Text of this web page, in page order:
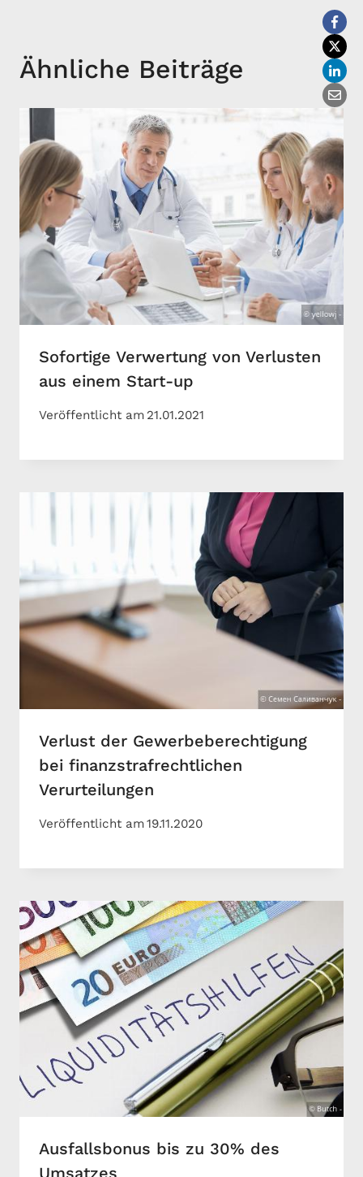
Ähnliche Beiträge
Sofortige Verwertung von Verlusten
aus einem Start-up
Veröffentlicht am 21.01.2021
Verlust der Gewerbeberechtigung
bei finanzstrafrechtlichen
Verurteilungen
Veröffentlicht am19.11.2020
Ausfallsbonus bis zu 30% des